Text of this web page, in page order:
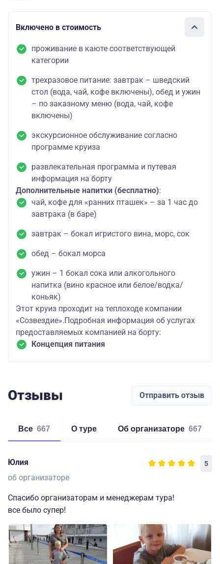
Включено в стоимость
проживание в каюте соответствующей
категории
трехразовое питание: завтрак – шведский
стол (вода, чай, кофе включены), обед и ужин
– по заказному меню (вода, чай, кофе
включены)
экскурсионное обслуживание согласно
программе круиза
развлекательная программа и путевая
информация на борту
Дополнительные напитки (бесплатно):
чай, кофе для «ранних пташек» – за 1 час до
завтрака (в баре)
завтрак – бокал игристого вина, морс, сок
обед – бокал морса
ужин – 1 бокал сока или алкогольного
напитка (вино красное или белое/водка/
коньяк)
Этот круиз проходит на теплоходе компании
«Созвездие».Подробная информация об услугах
предоставляемых компанией на борту:
Концепция питания
Отзывы Отправить отзыв
Все 667 о туре об организаторе 667
Юлия 5
об организаторе
Спасибо организаторам и менеджерам тура!
все было супер!